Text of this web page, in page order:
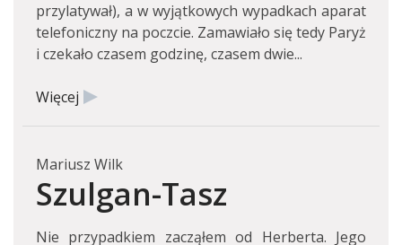
przylatywał), a w wyjątkowych wypadkach aparat
telefoniczny na poczcie. Zamawiało się tedy Paryż
i czekało czasem godzinę, czasem dwie...
Więcej
Mariusz Wilk
Szulgan-Tasz
Nie przypadkiem zacząłem od Herberta. Jego